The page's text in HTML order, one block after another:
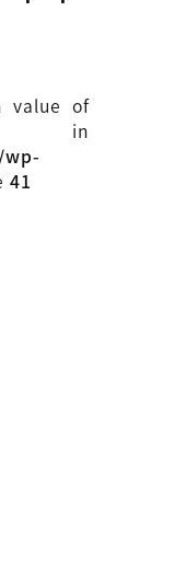
value of
in
41